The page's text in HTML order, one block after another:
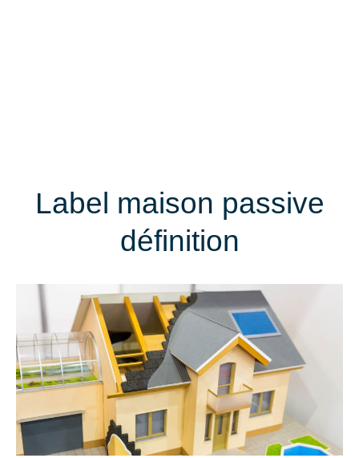
Label maison passive
définition